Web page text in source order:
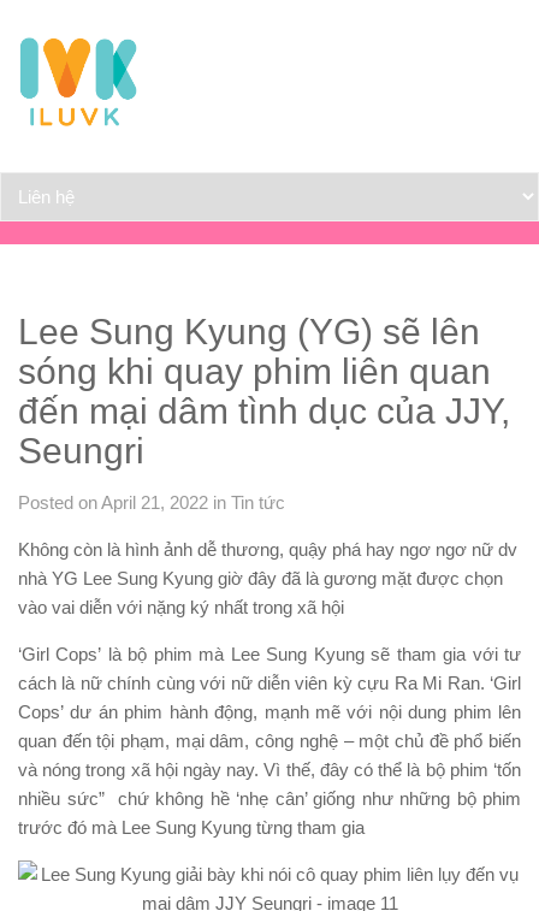
Lee Sung Kyung (YG) sẽ lên
sóng khi quay phim liên quan
đến mại dâm tình dục của JJY,
Seungri
Posted on April 21, 2022 in Tin tức
Không còn là hình ảnh dễ thương, quậy phá hay ngơ ngơ nữ dv
nhà YG Lee Sung Kyung giờ đây đã là gương mặt được chọn
vào vai diễn với nặng ký nhất trong xã hội
‘Girl Cops’ là bộ phim mà Lee Sung Kyung sẽ tham gia với tư
cách là nữ chính cùng với nữ diễn viên kỳ cựu Ra Mi Ran. ‘Girl
Cops’ dư án phim hành động, mạnh mẽ với nội dung phim lên
quan đến tội phạm, mại dâm, công nghệ – một chủ đề phổ biến
và nóng trong xã hội ngày nay. Vì thế, đây có thể là bộ phim ‘tốn
nhiều sức” chứ không hề ‘nhẹ cân’ giống như những bộ phim
trước đó mà Lee Sung Kyung từng tham gia